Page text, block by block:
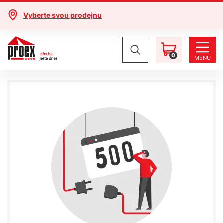
Vyberte svou prodejnu
0 MENU